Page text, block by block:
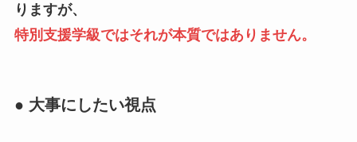
りますが、
特別支援学級ではそれが本質ではありません。
● 大事にしたい視点